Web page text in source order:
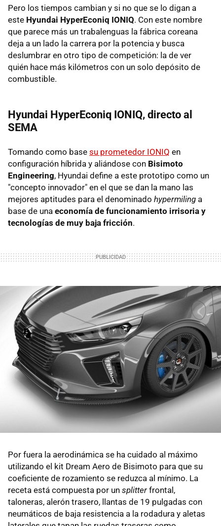
Pero los tiempos cambian y si no que se lo digan a
este Hyundai HyperEconiq IONIQ. Con este nombre
que parece más un trabalenguas la fábrica coreana
deja a un lado la carrera por la potencia y busca
deslumbrar en otro tipo de competición: la de ver
quién hace más kilómetros con un solo depósito de
combustible.
Hyundai HyperEconiq IONIQ, directo al
SEMA
Tomando como base su prometedor IONIQ en
configuración híbrida y aliándose con Bisimoto
Engineering, Hyundai define a este prototipo como un
"concepto innovador" en el que se dan la mano las
mejores aptitudes para el denominado hypermiling a
base de una economía de funcionamiento irrisoria y
tecnologías de muy baja fricción.
Por fuera la aerodinámica se ha cuidado al máximo
utilizando el kit Dream Aero de Bisimoto para que su
coeficiente de rozamiento se reduzca al mínimo. La
receta está compuesta por un splitter frontal,
taloneras, alerón trasero, llantas de 19 pulgadas con
neumáticos de baja resistencia a la rodadura y aletas